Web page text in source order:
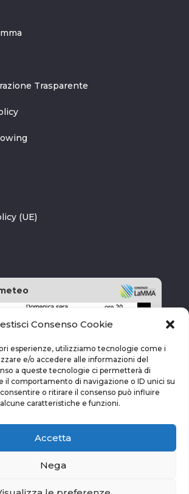
Consenso Cookie
esperienze, utilizziamo tecnologie come i
e/o accedere alle informazioni del
a queste tecnologie ci permetterà di
il comportamento di navigazione o ID unici su
o ritirare il consenso può influire
caratteristiche e funzioni.
Accetta
Nega
Trasparente
(UE)